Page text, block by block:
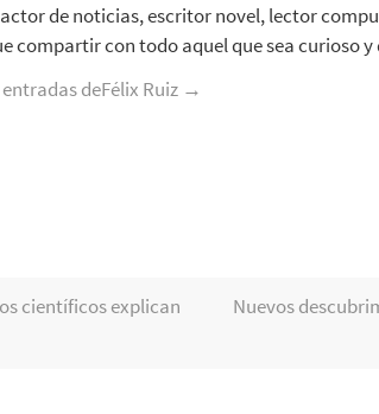
de noticias, escritor novel, lector
compartir con todo aquel que sea curioso y
deFélix Ruiz →
científicos explican
Nuevos